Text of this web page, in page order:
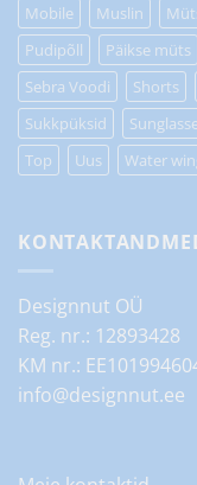
Mobile
Muslin
Pudipõll
Päikse müts
Sebra Voodi
Shorts
Sukkpüksid
Top
Uus Water
Designnut OÜ
Reg. nr.: 12893428
KM nr.:
info@designnut.ee